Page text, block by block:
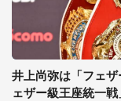
井上尚弥は「フェ
ェザー級王座統一